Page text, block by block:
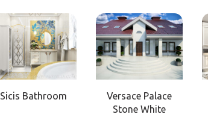
Sicis Bathroom
Versace Palace
Stone White